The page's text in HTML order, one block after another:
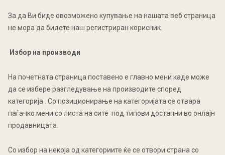
За да Ви биде овозможено купување на нашата веб страница
не мора да бидете наш регистриран корисник.
Избор на производи
На почетната страница поставено е главно мени каде може
да се избере разгледување на производите според
категорија . Со позиционирање на категоријата се отвара
паѓачко мени со листа на сите под типови достапни во онлајн
продавницата.
Со избор на некоја од категориите ќе се отвори страна со